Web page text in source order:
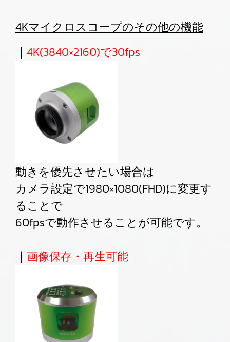
4Kマイクロスコープのその他の機能
｜ 4K(3840×2160)で30fps
動きを優先させたい場合は
カメラ設定で1980×1080(FHD)に変更す
ることで
60fpsで動作させることが可能です。
｜ 画像保存・再生可能